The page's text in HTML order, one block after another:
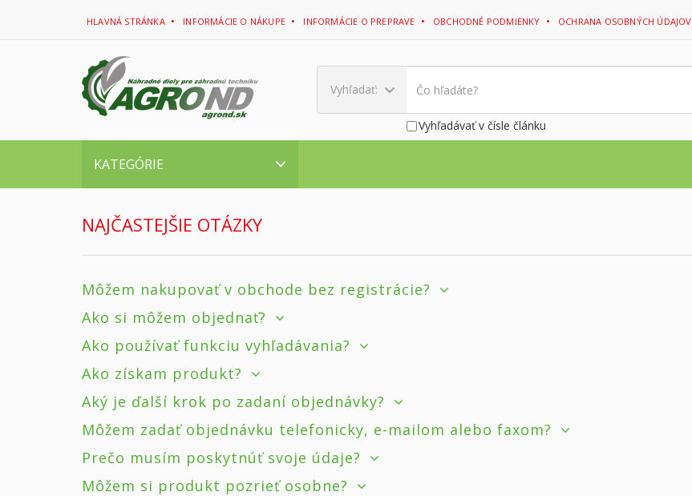
HLAVNÁ STRÁNKA INFORMÁCIE O NÁKUPE INFORMÁCIE O PREPRAVE OBCHODNÉ PODMIENKY OCHRANA OSOBNÝCH ÚDAJOV
Vyhľadať:
Vyhľadávať v čísle článku
KATEGÓRIE
NAJČASTEJŠIE OTÁZKY
Môžem nakupovať v obchode bez registrácie?
Ako si môžem objednať?
Ako používať funkciu vyhľadávania?
Ako získam produkt?
Aký je ďalší krok po zadaní objednávky?
Môžem zadať objednávku telefonicky, e-mailom alebo faxom?
Prečo musím poskytnúť svoje údaje?
Môžem si produkt pozrieť osobne?